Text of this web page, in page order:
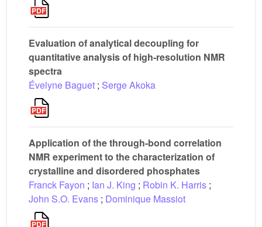
Evaluation of analytical decoupling for
quantitative analysis of high-resolution NMR
spectra
Évelyne Baguet ; Serge Akoka
Application of the through-bond correlation
NMR experiment to the characterization of
crystalline and disordered phosphates
Franck Fayon ; Ian J. King ; Robin K. Harris ;
John S.O. Evans ; Dominique Massiot